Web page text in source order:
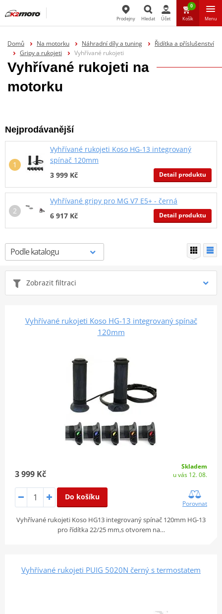
Hledat
Prodejny Hledat Účet
0
Košík Menu
Domů Na motorku Náhradní díly a tuning
Řidítka a příslušenství
Gripy a rukojeti
Vyhřívané rukojeti
Vyhřívané rukojeti na
motorku
Nejprodávanější
Vyhřívané rukojeti Koso HG-13 integrovaný
spínač 120mm
3 999 Kč
Detail produktu
Vyhřívané gripy pro MG V7 E5+ - černá
6 917 Kč
Detail produktu
Zobrazit filtraci
Vyhřívané rukojeti Koso HG-13 integrovaný spínač
120mm
3 999 Kč
Skladem
u vás 12. 08.
Do košíku
Porovnat
Vyhřívané rukojeti Koso HG13 integrovaný spínač 120mm HG-13
pro řídítka 22/25 mm,s otvorem na…
Vyhřívané rukojeti PUIG 5020N černý s termostatem